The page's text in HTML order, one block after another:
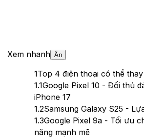
Xem nhanh Ẩn
1Top 4 điện thoại có thể
1.1Google Pixel 10 - Đối thủ
iPhone 17
1.2Samsung Galaxy S25 -
1.3Google Pixel 9a - Tối ưu
năng mạnh mẽ